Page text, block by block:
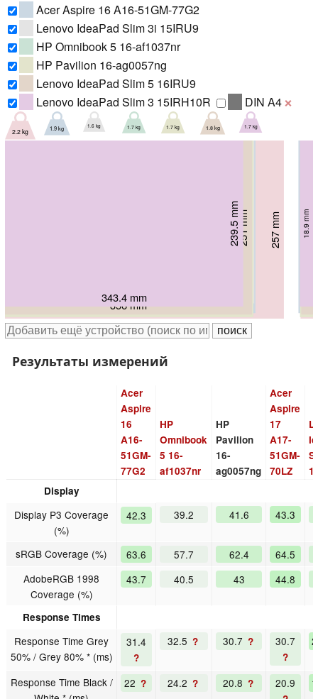
Acer Aspire 16 A16-51GM-77G2
Lenovo IdeaPad Slim 3i 15IRU9
HP Omnibook 5 16-af1037nr
HP Pavilion 16-ag0057ng
Lenovo IdeaPad Slim 5 16IRU9
Lenovo IdeaPad Slim 3 15IRH10R
DIN A4 ❌
402 mm
257 mm 18 mm
2.2 kg
361 mm
249 mm 21 mm
1.9 kg
359.3 mm
235 mm 17.9 mm
1.6 kg
358 mm
255 mm 18.6 mm
1.7 kg
358 mm
255 mm 18.6 mm
1.7 kg
356 mm
251 mm 16.9 mm
1.8 kg
343.4 mm
239.5 mm 18.9 mm
1.7 kg
Результаты измерений
Acer
Aspire
16
A16-
51GM-
77G2
HP
Omnibook
5 16-
af1037nr
HP
Pavilion
16-
ag0057ng
Acer
Aspire
17
A17-
51GM-
70LZ
Display
Display P3 Coverage
(%)
42.3 39.2 41.6 43.3
sRGB Coverage (%) 63.6 57.7 62.4
64.5
AdobeRGB 1998
Coverage (%)
43.7 40.5 43 44.8
Response Times
Response Time Grey
50% / Grey 80% * (ms)
31.4
?
32.5 ? 30.7 ? 30.7
?
Response Time Black /
22 ? 24.2 ? 20.8 ? 20.9